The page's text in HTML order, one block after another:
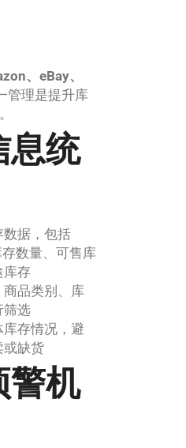
、eBay、
管理是提升库
息统
数据，包括
数量、可售库
库存
品类别、库
筛选
存情况，避
或缺货
警机